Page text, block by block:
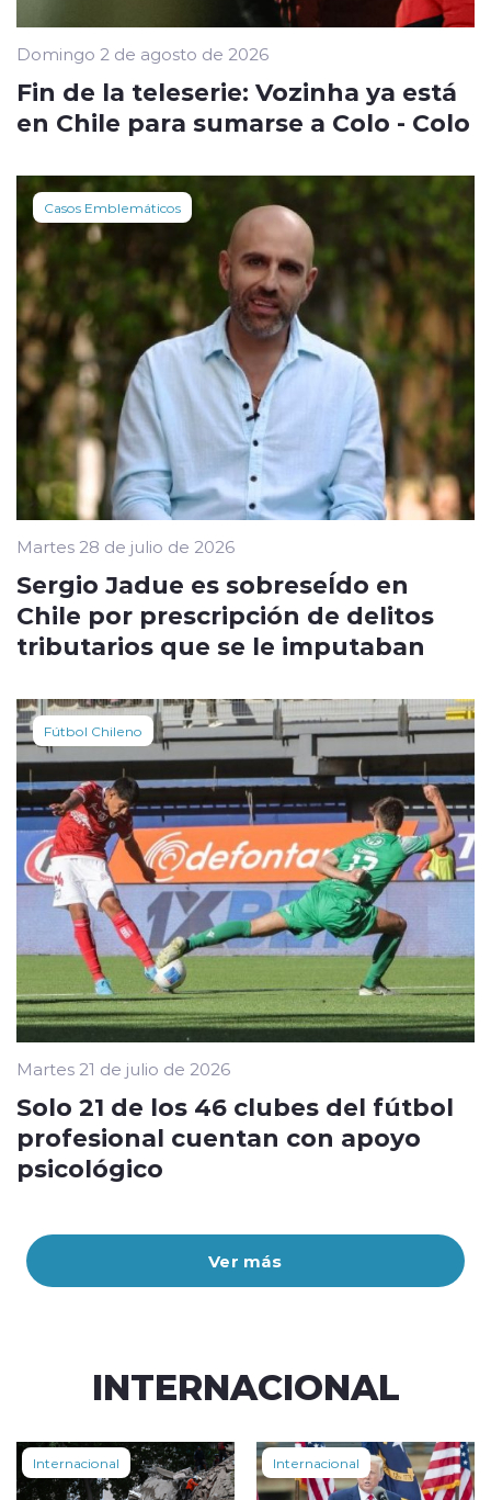
Ver más
Domingo 2 de agosto de 2026
Fin de la teleserie: Vozinha ya está
en Chile para sumarse a Colo - Colo
Casos Emblemáticos
Martes 28 de julio de 2026
Sergio Jadue es sobreseÍdo en
Chile por prescripción de delitos
tributarios que se le imputaban
Fútbol Chileno
Martes 21 de julio de 2026
Solo 21 de los 46 clubes del fútbol
profesional cuentan con apoyo
psicológico
INTERNACIONAL
Internacional Internacional